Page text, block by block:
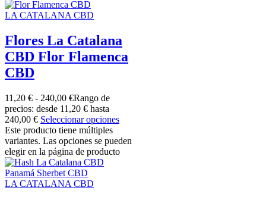
LA CATALANA CBD
Flores La Catalana
CBD Flor Flamenca
CBD
11,20 € - 240,00 €Rango de
precios: desde 11,20 € hasta
240,00 € Seleccionar opciones
Este producto tiene múltiples
variantes. Las opciones se pueden
elegir en la página de producto
LA CATALANA CBD